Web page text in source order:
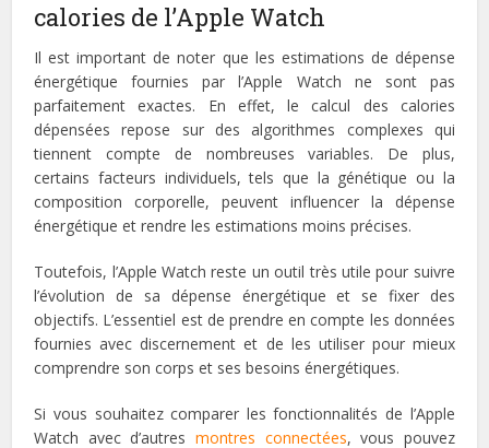
calories de l’Apple Watch
Il est important de noter que les estimations de dépense
énergétique fournies par l’Apple Watch ne sont pas
parfaitement exactes. En effet, le calcul des calories
dépensées repose sur des algorithmes complexes qui
tiennent compte de nombreuses variables. De plus,
certains facteurs individuels, tels que la génétique ou la
composition corporelle, peuvent influencer la dépense
énergétique et rendre les estimations moins précises.
Toutefois, l’Apple Watch reste un outil très utile pour suivre
l’évolution de sa dépense énergétique et se fixer des
objectifs. L’essentiel est de prendre en compte les données
fournies avec discernement et de les utiliser pour mieux
comprendre son corps et ses besoins énergétiques.
Si vous souhaitez comparer les fonctionnalités de l’Apple
Watch avec d’autres montres connectées, vous pouvez